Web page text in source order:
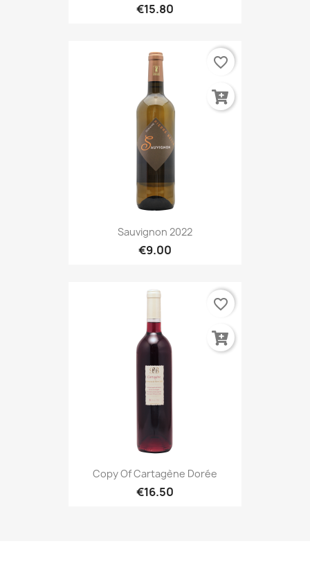
€15.80
Sauvignon 2022
€9.00
favorite_border
Copy Of Cartagène Dorée
€16.50
favorite_border